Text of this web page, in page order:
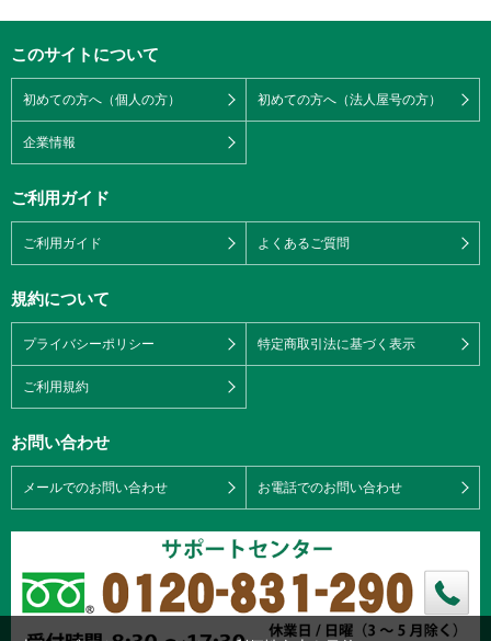
このサイトについて
初めての方へ（個人の方） 初めての方へ（法人屋号の方）
企業情報
ご利用ガイド
ご利用ガイド よくあるご質問
規約について
プライバシーポリシー 特定商取引法に基づく表示
ご利用規約
お問い合わせ
メールでのお問い合わせ お電話でのお問い合わせ